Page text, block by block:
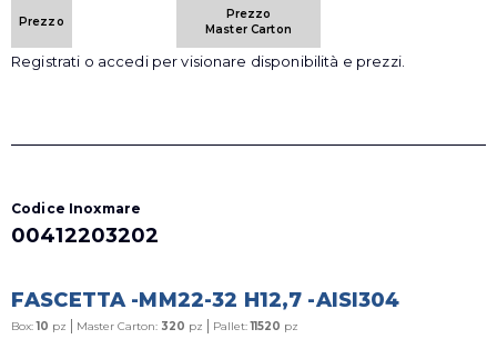
Prezzo
Prezzo
Master Carton
Registrati o accedi per visionare disponibilità e prezzi.
Codice Inoxmare
00412203202
FASCETTA -MM22-32 H12,7 -AISI304
Box:10 pz | Master Carton: 320 pz | Pallet:11520 pz